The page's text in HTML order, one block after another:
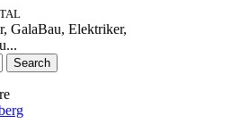
GalaBau, Elektriker,
Search